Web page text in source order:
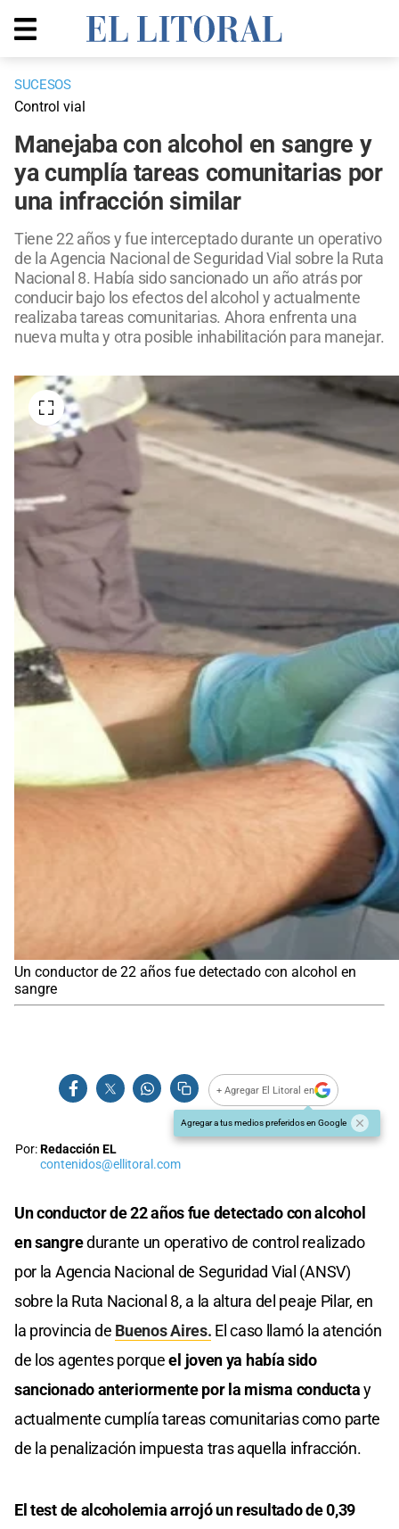
SUCESOS
Control vial
Manejaba con alcohol en sangre y
ya cumplía tareas comunitarias por
una infracción similar
Tiene 22 años y fue interceptado durante un operativo
de la Agencia Nacional de Seguridad Vial sobre la Ruta
Nacional 8. Había sido sancionado un año atrás por
conducir bajo los efectos del alcohol y actualmente
realizaba tareas comunitarias. Ahora enfrenta una
nueva multa y otra posible inhabilitación para manejar.
Un conductor de 22 años fue detectado con alcohol en
sangre
+ Agregar El Litoral en
Agregar a tus medios preferidos en Google
Por:Redacción EL
contenidos@ellitoral.com
Un conductor de 22 años fue detectado con alcohol
en sangredurante un operativo de control realizado
por la Agencia Nacional de Seguridad Vial (ANSV)
sobre la Ruta Nacional 8, a la altura del peaje Pilar, en
la provincia de Buenos Aires. El caso llamó la atención
de los agentes porqueel joven ya había sido
sancionado anteriormente por la misma conductay
actualmente cumplía tareas comunitarias como parte
de la penalización impuesta tras aquella infracción.
El test de alcoholemia arrojó un resultado de 0,39